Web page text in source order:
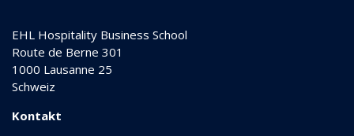
EHL Hospitality Business School
Route de Berne 301
1000 Lausanne 25
Schweiz
Kontakt